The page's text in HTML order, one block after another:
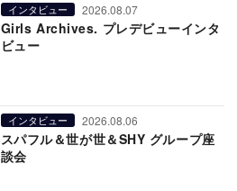
インタビュー 2026.08.07
Girls Archives. プレデビューインタ
ビュー
インタビュー 2026.08.06
スパフル＆世が世＆SHY グループ座
談会